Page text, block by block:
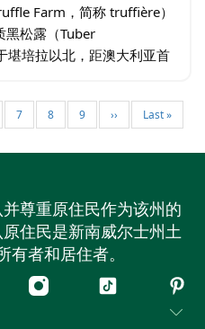
Farm，简称 truffière）
黑松露（Tuber
培拉以北，距澳大利亚首
7 8 9 ›› Last »
尊重原住民作为该州的
住民是新南威尔士州土
有者和居住者。
Instagram抖